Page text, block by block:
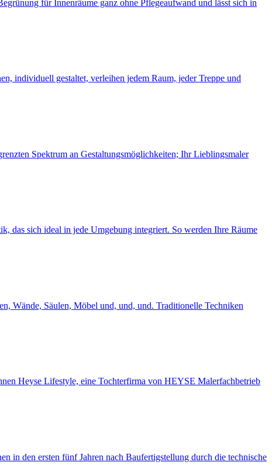
für Innenräume ganz ohne Pflegeaufwand und lässt sich in
individuell gestaltet, verleihen jedem Raum, jeder Treppe und
Spektrum an Gestaltungs­möglichkeiten; Ihr Lieblingsmaler
das sich ideal in jede Umgebung integriert. So werden Ihre Räume
Wände, Säulen, Möbel und, und, und. Traditionelle Techniken
Heyse Lifestyle, eine Tochterfirma von HEYSE Malerfachbetrieb
in den ersten fünf Jahren nach Baufertigstellung durch die technische